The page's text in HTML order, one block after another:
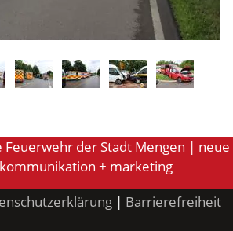
Feuerwehr der Stadt Mengen | neue
+ marketing
| Barrierefreiheit